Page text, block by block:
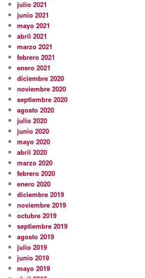
julio 2021
junio 2021
mayo 2021
abril 2021
marzo 2021
febrero 2021
enero 2021
diciembre 2020
noviembre 2020
septiembre 2020
agosto 2020
julio 2020
junio 2020
mayo 2020
abril 2020
marzo 2020
febrero 2020
enero 2020
diciembre 2019
noviembre 2019
octubre 2019
septiembre 2019
agosto 2019
julio 2019
junio 2019
mayo 2019